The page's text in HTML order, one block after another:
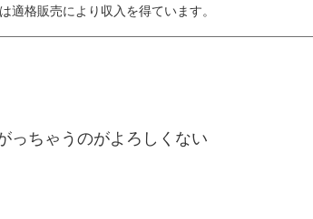
格販売により収入を得ています。
っちゃうのがよろしくない